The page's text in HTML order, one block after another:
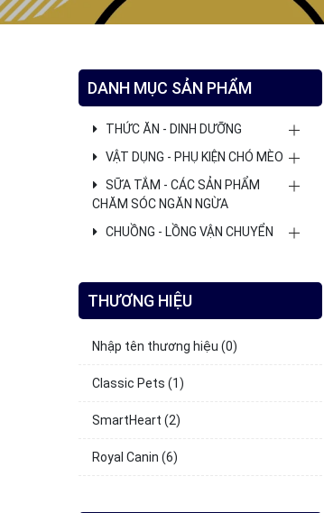
DANH MỤC SẢN PHẨM
THỨC ĂN - DINH DƯỠNG
VẬT DỤNG - PHỤ KIỆN CHÓ MÈO
SỮA TẮM - CÁC SẢN PHẨM
CHĂM SÓC NGĂN NGỪA
CHUỒNG - LỒNG VẬN CHUYỂN
THƯƠNG HIỆU
Nhập tên thương hiệu (0)
Classic Pets (1)
SmartHeart (2)
Royal Canin (6)